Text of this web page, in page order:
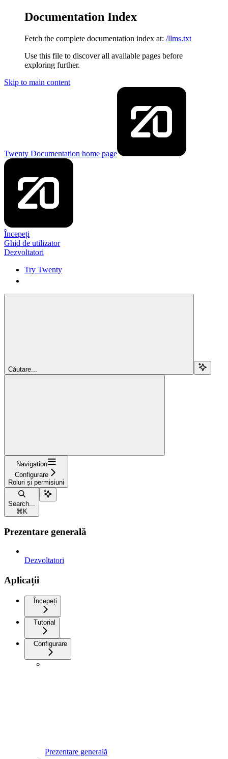
Documentation Index
Fetch the complete documentation index at: /llms.txt
Use this file to discover all available pages before
exploring further.
Skip to main content
Twenty Documentation home page
Începeți
Ghid de utilizator
Dezvoltatori
Try Twenty
Căutare...
Navigation
Configurare
Roluri și permisiuni
Search...
⌘ K
Prezentare generală
Dezvoltatori
Aplicații
Începeți
Tutorial
Configurare
Prezentare generală